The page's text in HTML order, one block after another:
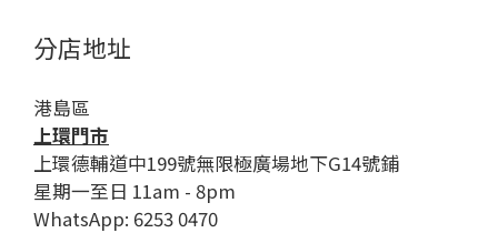
分店地址
港島區
上環門市
上環德輔道中199號無限極廣場地下G14號鋪
星期一至日 11am - 8pm
WhatsApp: 6253 0470